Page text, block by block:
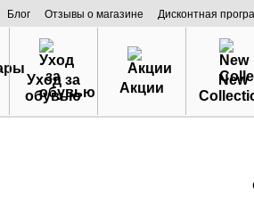
Блог Отзывы о магазине Дисконтная
Уход за
обувью
Акции
New